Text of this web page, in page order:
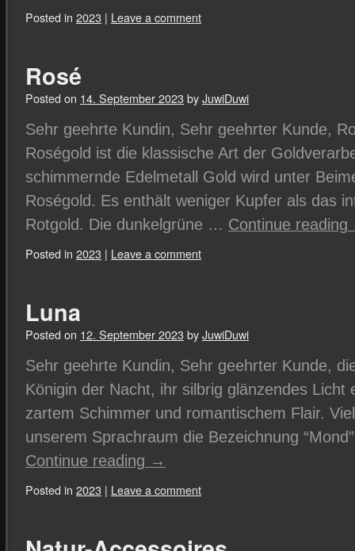
Posted in 2023 | Leave a comment
Rosé
Posted on 14. September 2023byJuwiDuwi
Sehr geehrte Kundin, Sehr geehrter Kunde,
Roségold ist die klassische Art der
schimmernde Edelmetall Gold wird unter
Roségold. Es enthält weniger Kupfer als das
Rotgold. Die dunkelgrüne … Continue reading
Posted in 2023 | Leave a comment
Luna
Posted on 12. September 2023byJuwiDuwi
Sehr geehrte Kundin, Sehr geehrter Kunde,
Königin der Nacht, ihr silbrig glänzendes Licht
zartem Schimmer und romantischem Flair.
unserem Sprachraum die Bezeichnung
Continue reading →
Posted in 2023 | Leave a comment